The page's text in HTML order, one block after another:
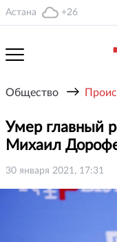
Астана +26
Общество →
Умер главный
Михаил
30 января 2021, 17:31